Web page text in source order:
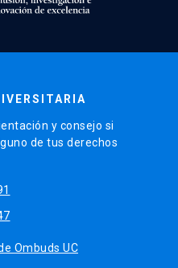
y consejo si
de tus derechos
Ombuds UC